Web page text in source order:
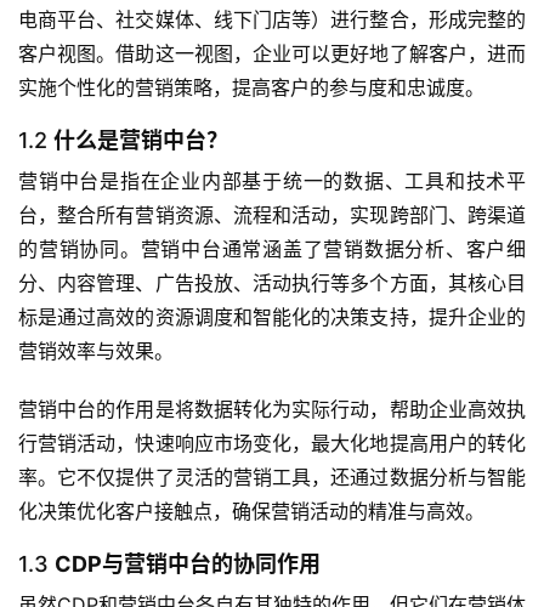
电商平台、社交媒体、线下门店等）进行整合，形成完整的
客户视图。借助这一视图，企业可以更好地了解客户，进而
实施个性化的营销策略，提高客户的参与度和忠诚度。
1.2 什么是营销中台？
营销中台是指在企业内部基于统一的数据、工具和技术平
台，整合所有营销资源、流程和活动，实现跨部门、跨渠道
的营销协同。营销中台通常涵盖了营销数据分析、客户细
分、内容管理、广告投放、活动执行等多个方面，其核心目
标是通过高效的资源调度和智能化的决策支持，提升企业的
营销效率与效果。
营销中台的作用是将数据转化为实际行动，帮助企业高效执
行营销活动，快速响应市场变化，最大化地提高用户的转化
率。它不仅提供了灵活的营销工具，还通过数据分析与智能
化决策优化客户接触点，确保营销活动的精准与高效。
1.3 CDP与营销中台的协同作用